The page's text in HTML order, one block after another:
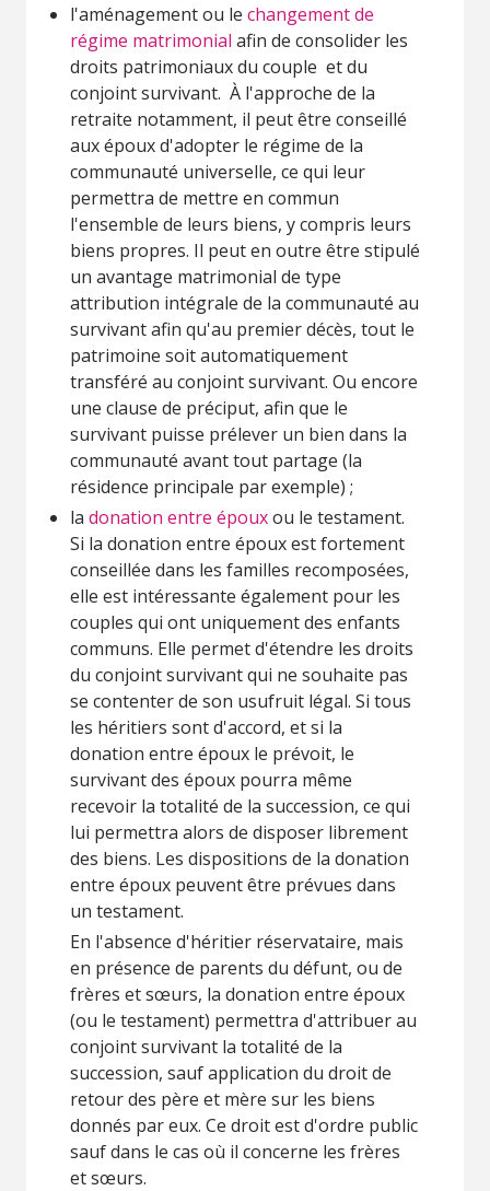
l'aménagement ou le changement de
régime matrimonial afin de consolider les
droits patrimoniaux du couple et du
conjoint survivant. À l'approche de la
retraite notamment, il peut être conseillé
aux époux d'adopter le régime de la
communauté universelle, ce qui leur
permettra de mettre en commun
l'ensemble de leurs biens, y compris leurs
biens propres. Il peut en outre être stipulé
un avantage matrimonial de type
attribution intégrale de la communauté au
survivant afin qu'au premier décès, tout le
patrimoine soit automatiquement
transféré au conjoint survivant. Ou encore
une clause de préciput, afin que le
survivant puisse prélever un bien dans la
communauté avant tout partage (la
résidence principale par exemple) ;
la donation entre épouxou le testament.
Si la donation entre époux est fortement
conseillée dans les familles recomposées,
elle est intéressante également pour les
couples qui ont uniquement des enfants
communs. Elle permet d'étendre les droits
du conjoint survivant qui ne souhaite pas
se contenter de son usufruit légal. Si tous
les héritiers sont d'accord, et si la
donation entre époux le prévoit, le
survivant des époux pourra même
recevoir la totalité de la succession, ce qui
lui permettra alors de disposer librement
des biens. Les dispositions de la donation
entre époux peuvent être prévues dans
un testament.
En l'absence d'héritier réservataire, mais
en présence de parents du défunt, ou de
frères et sœurs, la donation entre époux
(ou le testament) permettra d'attribuer au
conjoint survivant la totalité de la
succession, sauf application du droit de
retour des père et mère sur les biens
donnés par eux. Ce droit est d'ordre public
sauf dans le cas où il concerne les frères
et sœurs.